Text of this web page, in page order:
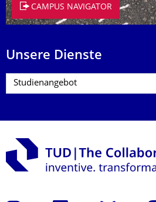
CAMPUS NAVIGATOR
Unsere Dienste